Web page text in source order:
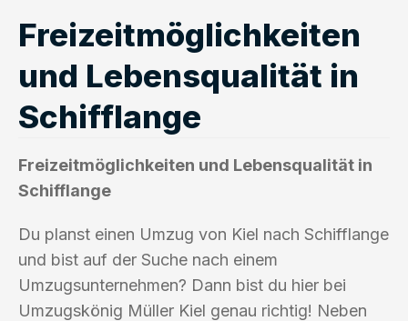
Freizeitmöglichkeiten
und Lebensqualität in
Schifflange
Freizeitmöglichkeiten und Lebensqualität in
Schifflange
Du planst einen Umzug von Kiel nach Schifflange
und bist auf der Suche nach einem
Umzugsunternehmen? Dann bist du hier bei
Umzugskönig Müller Kiel genau richtig! Neben